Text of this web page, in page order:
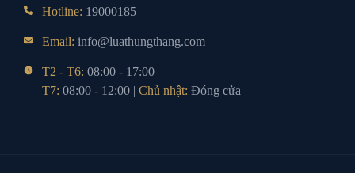
Hotline: 19000185
Email: info@luathungthang.com
T2 - T6: 08:00 - 17:00
T7: 08:00 - 12:00 |Chủ nhật:Đóng cửa